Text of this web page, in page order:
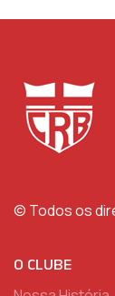
© Todos os
O CLUBE